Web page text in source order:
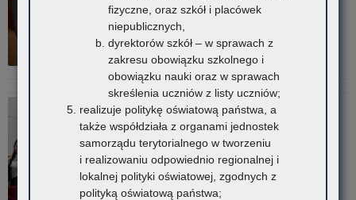
fizyczne, oraz szkół i placówek
niepublicznych,
dyrektorów szkół – w sprawach z
zakresu obowiązku szkolnego i
obowiązku nauki oraz w sprawach
skreślenia uczniów z listy uczniów;
realizuje politykę oświatową państwa, a
także współdziała z organami jednostek
samorządu terytorialnego w tworzeniu
i realizowaniu odpowiednio regionalnej i
lokalnej polityki oświatowej, zgodnych z
polityką oświatową państwa;